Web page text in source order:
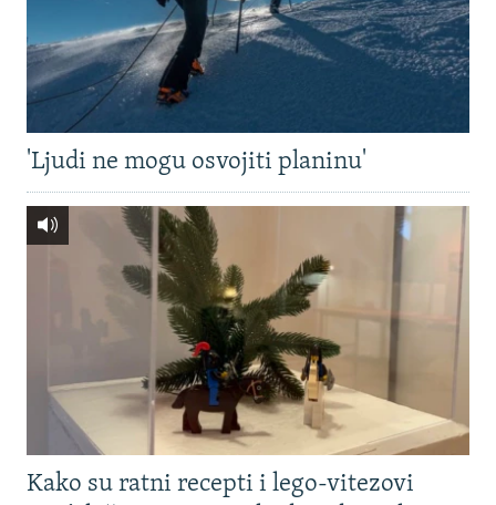
'Ljudi ne mogu osvojiti planinu'
Kako su ratni recepti i lego-vitezovi